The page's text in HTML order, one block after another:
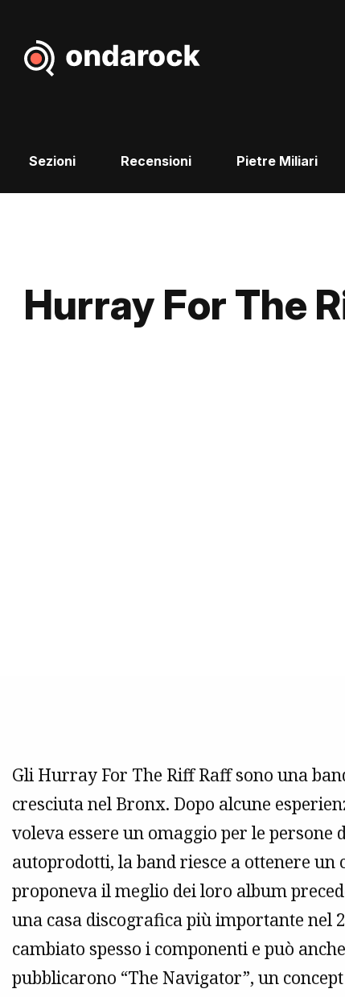
Sezioni Recensioni Pietre Miliari
Hurray For The
Gli Hurray For The Riff Raff sono una
cresciuta nel Bronx. Dopo alcune
voleva essere un omaggio per le persone
autoprodotti, la band riesce a ottenere
proponeva il meglio dei loro album
una casa discografica più importante nel
cambiato spesso i componenti e può
pubblicarono “The Navigator”, un